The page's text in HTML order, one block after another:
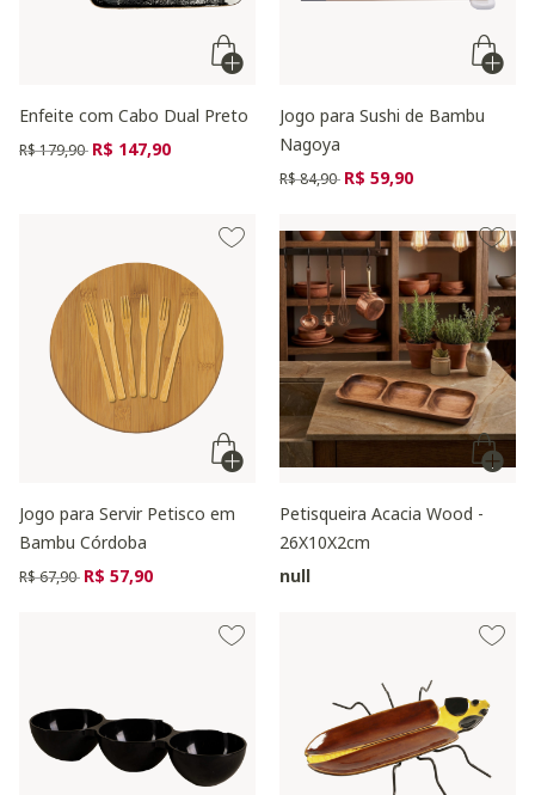
Enfeite com Cabo Dual Preto
Preço reduzido de
R$ 179,90 para
R$ 147,90
Jogo para Sushi de Bambu
Nagoya
Preço reduzido de
R$ 84,90 para
R$ 59,90
Jogo para Servir Petisco em
Bambu Córdoba
Preço reduzido de
R$ 67,90 para
R$ 57,90
Petisqueira Acacia Wood -
26X10X2cm
null